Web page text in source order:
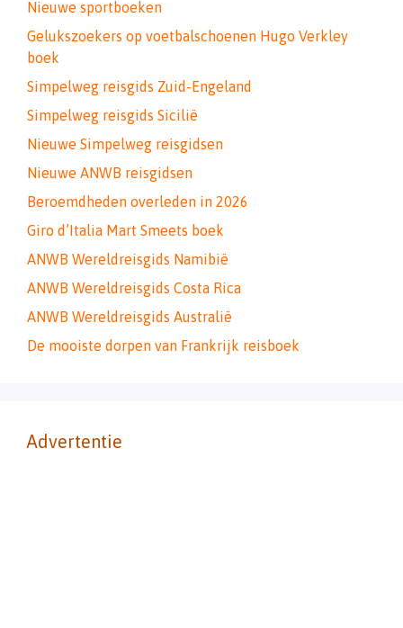
Nieuwe sportboeken
Gelukszoekers op voetbalschoenen Hugo Verkley
boek
Simpelweg reisgids Zuid-Engeland
Simpelweg reisgids Sicilië
Nieuwe Simpelweg reisgidsen
Nieuwe ANWB reisgidsen
Beroemdheden overleden in 2026
Giro d’Italia Mart Smeets boek
ANWB Wereldreisgids Namibië
ANWB Wereldreisgids Costa Rica
ANWB Wereldreisgids Australië
De mooiste dorpen van Frankrijk reisboek
Advertentie